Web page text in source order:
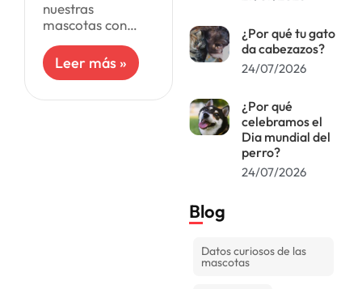
nuestras
mascotas con
insectos puede
afectar su salud y
esta razón,
Leer más »
¿Por qué tu gato
da cabezazos?
24/07/2026
¿Por qué
celebramos el
Dia mundial del
perro?
24/07/2026
Blog
Datos curiosos de las
mascotas